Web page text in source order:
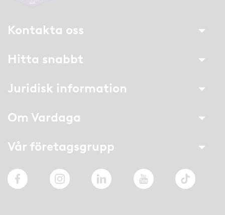
Kontakta oss
Hitta snabbt
Juridisk information
Om Vardaga
Vår företagsgrupp
FacebookInstagramLinkedIn YouTube TikTok